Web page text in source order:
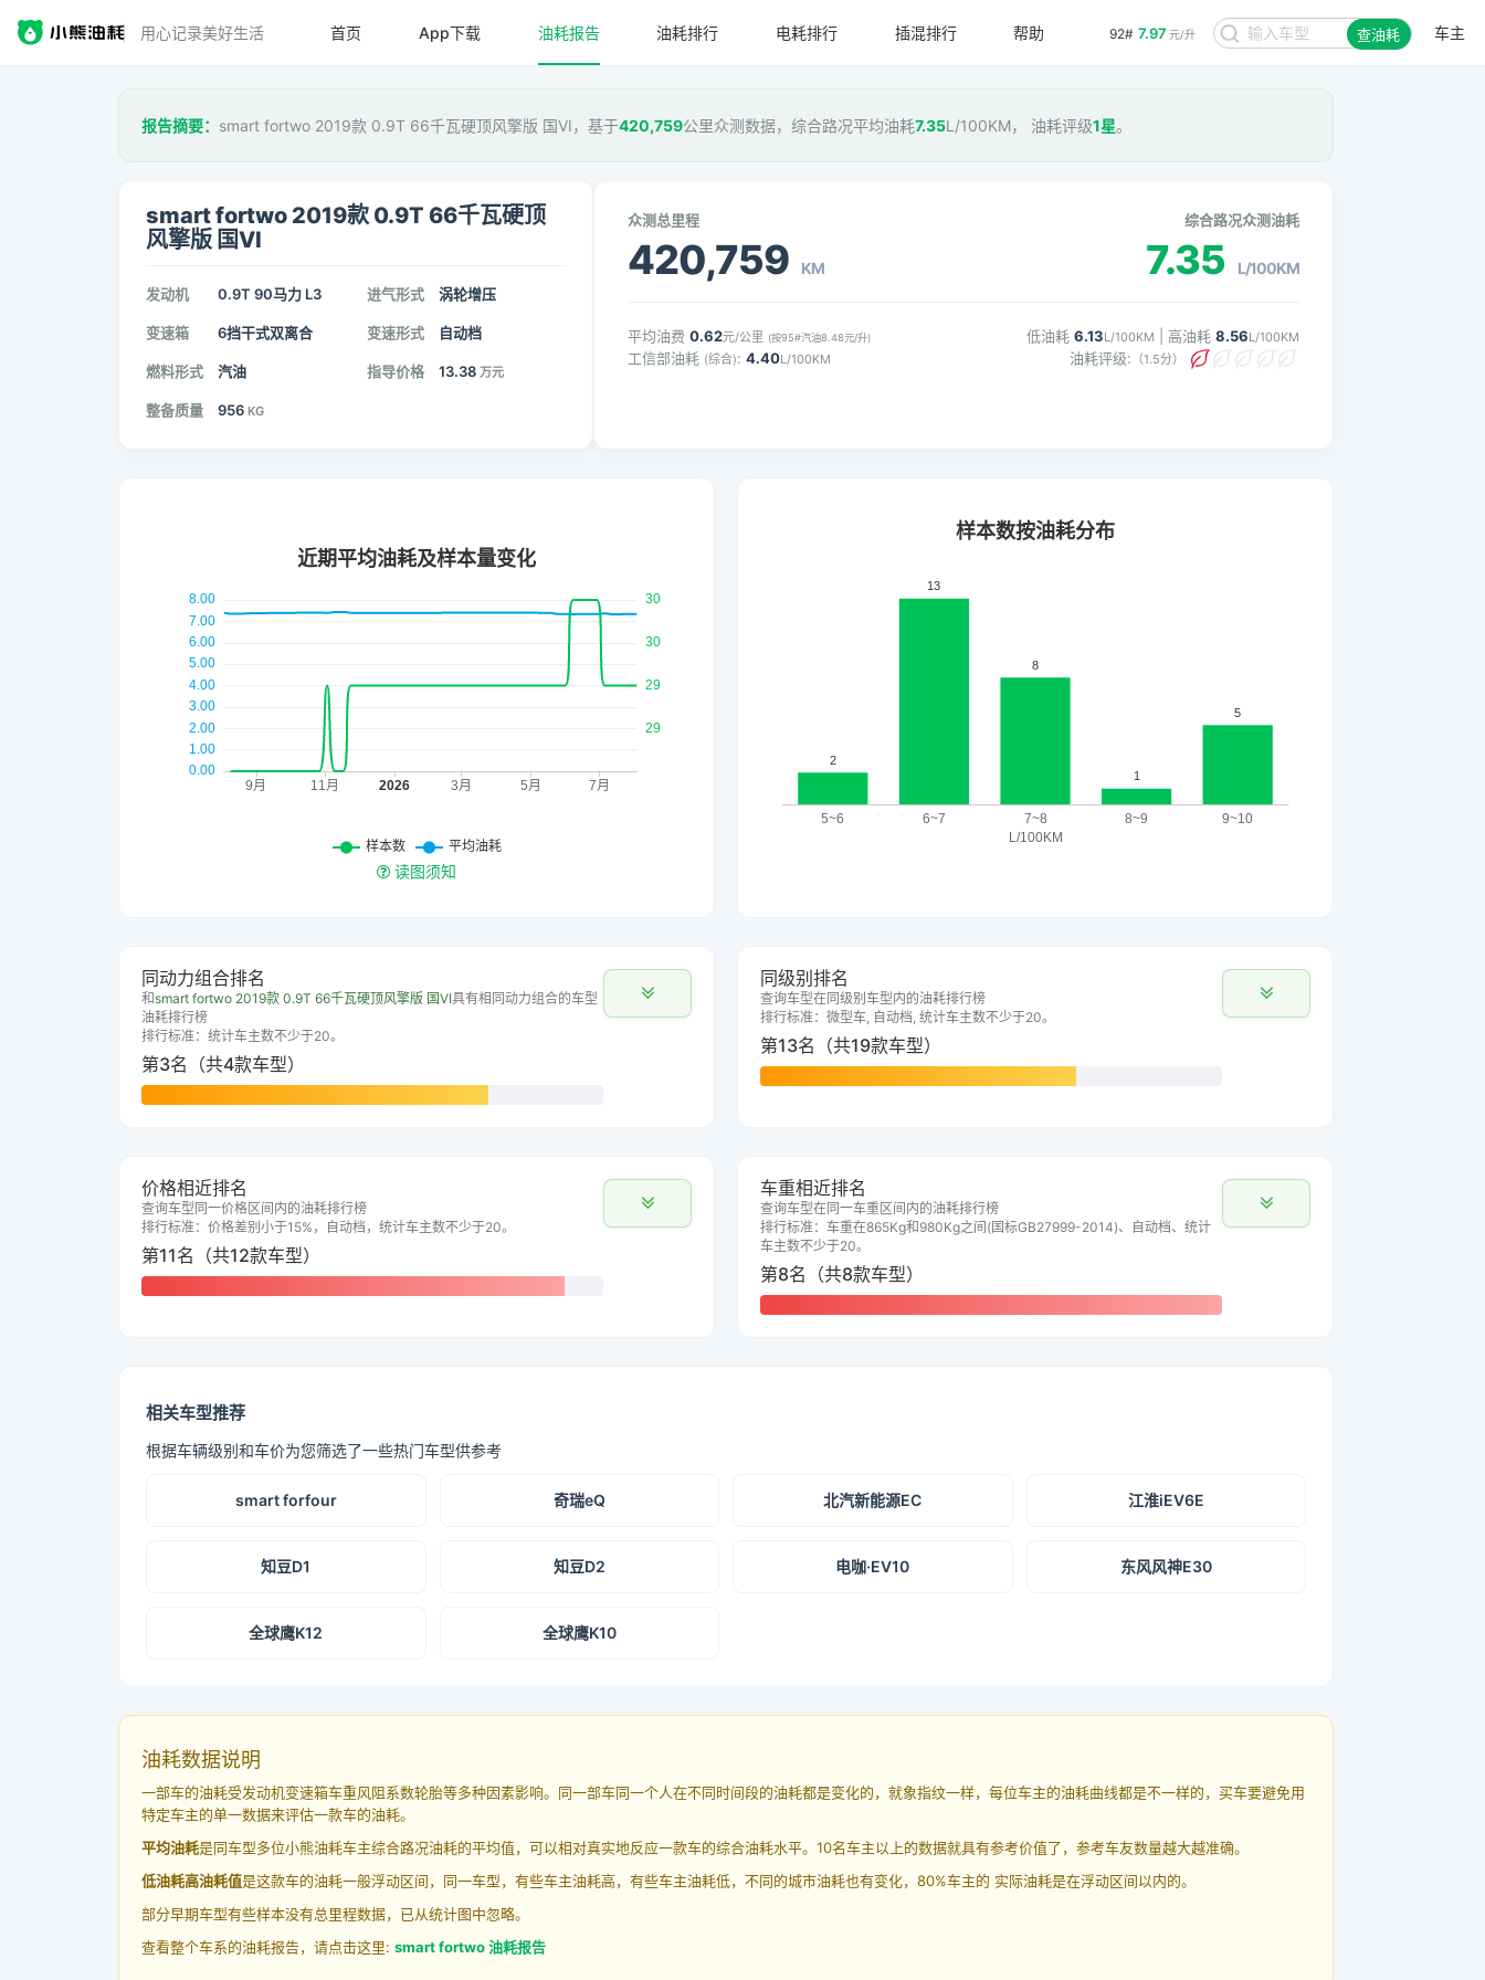
用心记录美好生活 查油耗 车主
首页 App下载 油耗报告 油耗排行 电耗排行 插混排行 帮助
报告摘要： smart fortwo 2019款 0.9T 66千瓦硬顶风擎版 国VI，基于420,759公里众测数据，综合路况平均油耗7.35L/100KM， 油耗评级1星。
smart fortwo 2019款 0.9T 66千瓦硬顶
风擎版 国VI
发动机 0.9T 90马力 L3 进气形式 涡轮增压
变速箱 6挡干式双离合 变速形式 自动档
燃料形式 汽油 指导价格 13.38 万元
整备质量 956 KG
众测总里程
420,759 KM
综合路况众测油耗
7.35 L/100KM
平均油费 0.62元/公里 (按95#汽油8.48元/升)
工信部油耗 (综合): 4.40L/100KM
低油耗 6.13L/100KM | 高油耗 8.56L/100KM
油耗评级: （1.5分）
读图须知
同动力组合排名
和smart fortwo 2019款 0.9T 66千瓦硬顶风擎版 国VI具有相同动力组合的车型
油耗排行榜
排行标准：统计车主数不少于20。
第3名（共4款车型）
同级别排名
查询车型在同级别车型内的油耗排行榜
排行标准：微型车, 自动档, 统计车主数不少于20。
第13名（共19款车型）
价格相近排名
查询车型同一价格区间内的油耗排行榜
排行标准：价格差别小于15%，自动档，统计车主数不少于20。
第11名（共12款车型）
车重相近排名
查询车型在同一车重区间内的油耗排行榜
排行标准：车重在865Kg和980Kg之间(国标GB27999-2014)、自动档、统计
车主数不少于20。
第8名（共8款车型）
相关车型推荐
根据车辆级别和车价为您筛选了一些热门车型供参考
smart forfour 奇瑞eQ 北汽新能源EC 江淮iEV6E
知豆D1 知豆D2 电咖·EV10 东风风神E30
全球鹰K12 全球鹰K10
油耗数据说明
一部车的油耗受发动机变速箱车重风阻系数轮胎等多种因素影响。同一部车同一个人在不同时间段的油耗都是变化的，就象指纹一样，每位车主的油耗曲线都是不一样的，买车要避免用
特定车主的单一数据来评估一款车的油耗。
平均油耗是同车型多位小熊油耗车主综合路况油耗的平均值，可以相对真实地反应一款车的综合油耗水平。10名车主以上的数据就具有参考价值了，参考车友数量越大越准确。
低油耗高油耗值是这款车的油耗一般浮动区间，同一车型，有些车主油耗高，有些车主油耗低，不同的城市油耗也有变化，80%车主的 实际油耗是在浮动区间以内的。
部分早期车型有些样本没有总里程数据，已从统计图中忽略。
查看整个车系的油耗报告，请点击这里: smart fortwo 油耗报告